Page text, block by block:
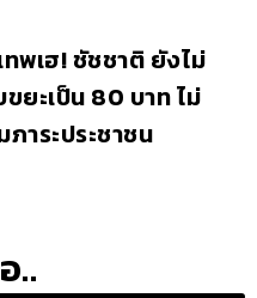
พเฮ! ชัชชาติ ยังไม่
ยะเป็น 80 บาท ไม่
าระประชาชน
..